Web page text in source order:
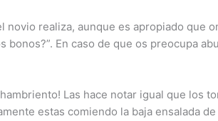
realiza, aunque es apropiado que
bonos?”. En caso de que os preocupa
Las hace notar igual que los
estas comiendo la baja ensalada